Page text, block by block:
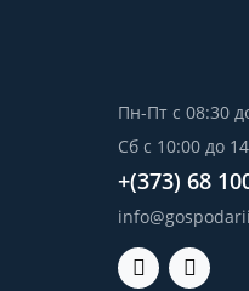
Пн-Пт с 08:30
Сб с 10:00 до
+(373) 68